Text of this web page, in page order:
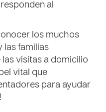
al
los muchos
las familias
visitas a domicilio
vital que
para ayudar